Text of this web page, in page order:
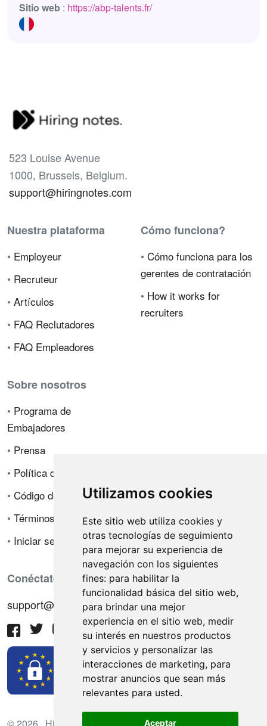
Utilizamos cookies
Este sitio web utiliza cookies y
otras tecnologías de seguimiento
para mejorar su experiencia de
navegación con los siguientes
fines: para habilitar la
funcionalidad básica del sitio web,
para brindar una mejor
experiencia en el sitio web, medir
su interés en nuestros productos
y servicios y personalizar las
interacciones de marketing, para
mostrar anuncios que sean más
relevantes para usted.
Aceptar
Sitio web : https://abp-talents.fr/
523 Louise Avenue
1000, Brussels, Belgium.
support@hiringnotes.com
Nuestra plataforma
• Employeur
• Recruteur
• Artículos
• FAQ Reclutadores
• FAQ Empleadores
Cómo funciona?
• Cómo funciona para los
gerentes de contratación
• How it works for
recruiters
Sobre nosotros
• Programa de
Embajadores
• Prensa
• Política de privacidad
• Código de ética
• Términos de venta
• Iniciar sesión
Conéctate con nosotros
support@hiringnotes.com